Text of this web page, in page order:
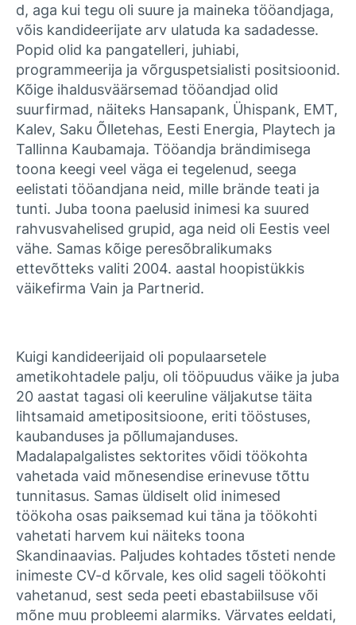
d, aga kui tegu oli suure ja maineka tööandjaga,
võis kandideerijate arv ulatuda ka sadadesse.
Popid olid ka pangatelleri, juhiabi,
programmeerija ja võrguspetsialisti positsioonid.
Kõige ihaldusväärsemad tööandjad olid
suurfirmad, näiteks Hansapank, Ühispank, EMT,
Kalev, Saku Õlletehas, Eesti Energia, Playtech ja
Tallinna Kaubamaja. Tööandja brändimisega
toona keegi veel väga ei tegelenud, seega
eelistati tööandjana neid, mille brände teati ja
tunti. Juba toona paelusid inimesi ka suured
rahvusvahelised grupid, aga neid oli Eestis veel
vähe. Samas kõige peresõbralikumaks
ettevõtteks valiti 2004. aastal hoopistükkis
väikefirma Vain ja Partnerid.
Kuigi kandideerijaid oli populaarsetele
ametikohtadele palju, oli tööpuudus väike ja juba
20 aastat tagasi oli keeruline väljakutse täita
lihtsamaid ametipositsioone, eriti tööstuses,
kaubanduses ja põllumajanduses.
Madalapalgalistes sektorites võidi töökohta
vahetada vaid mõnesendise erinevuse tõttu
tunnitasus. Samas üldiselt olid inimesed
töökoha osas paiksemad kui täna ja töökohti
vahetati harvem kui näiteks toona
Skandinaavias. Paljudes kohtades tõsteti nende
inimeste CV-d kõrvale, kes olid sageli töökohti
vahetanud, sest seda peeti ebastabiilsuse või
mõne muu probleemi alarmiks. Värvates eeldati,